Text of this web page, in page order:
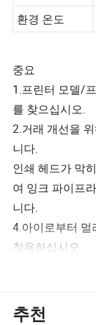
유통 기한
환경 온도
중요
1.프린터 모델/
를 찾으십시오.
2.거래 개선을
니다.
인쇄 헤드가 막
여 잉크 파이프
니다.
4.아이로부터 멀
착용하십시오.
추천